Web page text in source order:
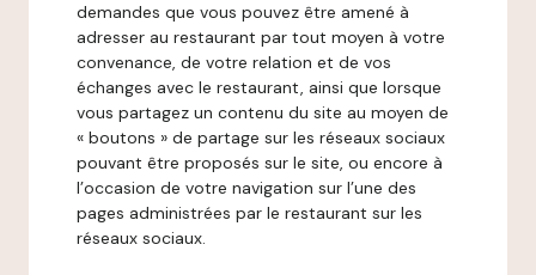
demandes que vous pouvez être amené à
adresser au restaurant par tout moyen à votre
convenance, de votre relation et de vos
échanges avec le restaurant, ainsi que lorsque
vous partagez un contenu du site au moyen de
« boutons » de partage sur les réseaux sociaux
pouvant être proposés sur le site, ou encore à
l’occasion de votre navigation sur l’une des
pages administrées par le restaurant sur les
réseaux sociaux.